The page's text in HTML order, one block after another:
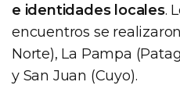
e identidades locales.
encuentros se
Norte), La Pampa
y San Juan (Cuyo).